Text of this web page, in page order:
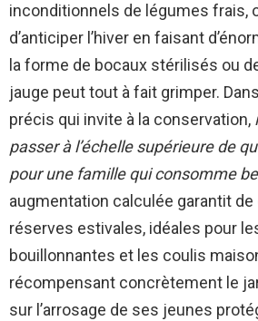
inconditionnels de légumes frais,
d’anticiper l’hiver en faisant
la forme de bocaux stérilisés ou
jauge peut tout à fait grimper.
précis qui invite à la conservation,
passer à l’échelle supérieure de
pour une famille qui consomme
augmentation calculée garantit
réserves estivales, idéales pour
bouillonnantes et les coulis
récompensant concrètement le
sur l’arrosage de ses jeunes